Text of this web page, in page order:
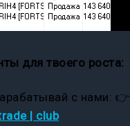
для твоего роста:
с нами: 👉
| club